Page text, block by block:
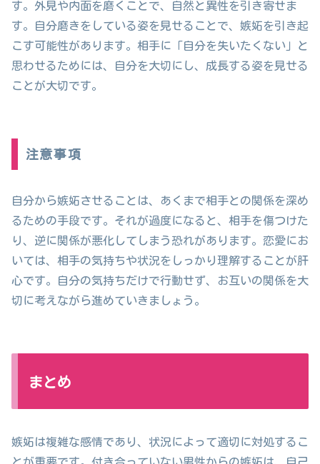
す。外見や内面を磨くことで、自然と異性を引き寄せま
す。自分磨きをしている姿を見せることで、嫉妬を引き起
こす可能性があります。相手に「自分を失いたくない」と
思わせるためには、自分を大切にし、成長する姿を見せる
ことが大切です。
注意事項
自分から嫉妬させることは、あくまで相手との関係を深め
るための手段です。それが過度になると、相手を傷つけた
り、逆に関係が悪化してしまう恐れがあります。恋愛にお
いては、相手の気持ちや状況をしっかり理解することが肝
心です。自分の気持ちだけで行動せず、お互いの関係を大
切に考えながら進めていきましょう。
まとめ
嫉妬は複雑な感情であり、状況によって適切に対処するこ